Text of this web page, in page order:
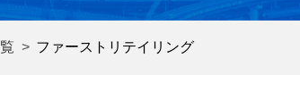
ファーストリテイリング